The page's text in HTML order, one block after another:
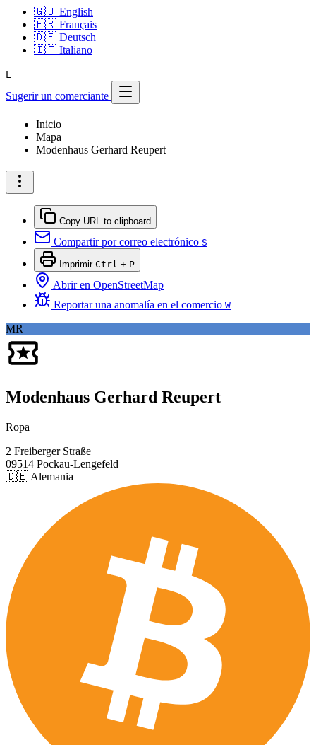
🇬🇧 English
🇫🇷 Français
🇩🇪 Deutsch
🇮🇹 Italiano
L
Sugerir un comerciante
Inicio
Mapa
Modenhaus Gerhard Reupert
Copy URL to clipboard
Compartir por correo electrónico S
Imprimir Ctrl + P
Abrir en OpenStreetMap
Reportar una anomalía en el comercio W
MR
Modenhaus Gerhard Reupert
Ropa
2 Freiberger Straße
09514 Pockau-Lengefeld
🇩🇪 Alemania